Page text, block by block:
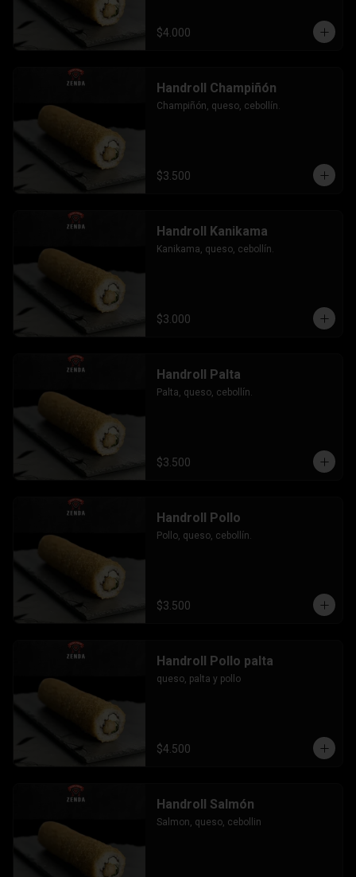
$4.000
Handroll Champiñón
Champiñón, queso, cebollín.
$3.500
Handroll Kanikama
Kanikama, queso, cebollín.
$3.000
Handroll Palta
Palta, queso, cebollín.
$3.500
Handroll Pollo
Pollo, queso, cebollín.
$3.500
Handroll Pollo palta
queso, palta y pollo
$4.500
Handroll Salmón
Salmon, queso, cebollin